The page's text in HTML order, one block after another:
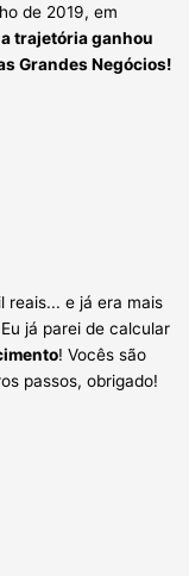
de 2019, em
trajetória ganhou
Grandes Negócios!
reais... e já era mais
já parei de calcular
! Vocês são
passos, obrigado!